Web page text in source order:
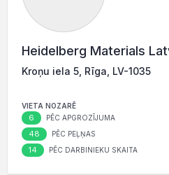
Heidelberg Materials
Kroņu iela 5, Rīga, LV-1035
VIETA NOZARĒ
6 PĒC APGROZĪJUMA
48 PĒC PEĻŅAS
14 PĒC DARBINIEKU SKAITA